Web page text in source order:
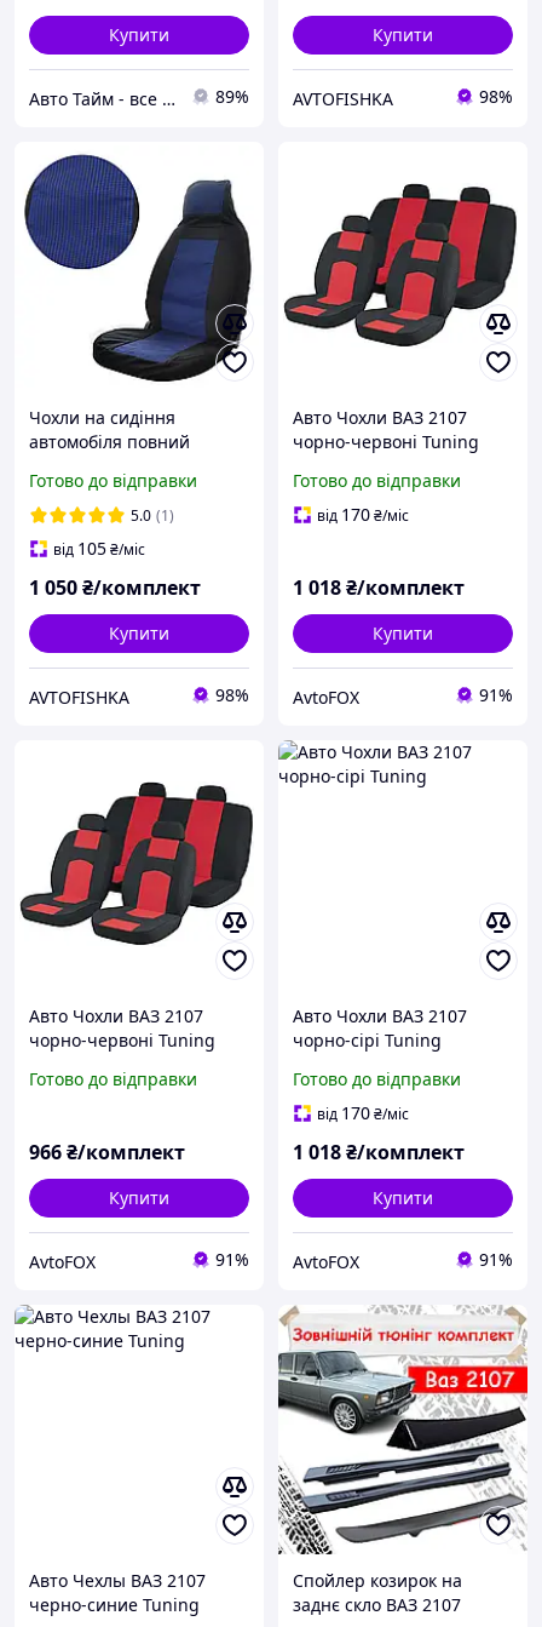
Купити
Авто Тайм - все для вашего авто. 89%
Купити
AVTOFISHKA 98%
Чохли на сидіння
автомобіля повний
'ТЮНИНГ' В (Синие)
Готово до відправки
5.0 (1)
від 105₴/міс
1 050₴/комплект
Купити
AVTOFISHKA 98%
Авто Чохли ВАЗ 2107
чорно-червоні Tuning
Готово до відправки
від 170₴/міс
1 018₴/комплект
Купити
AvtoFOX 91%
Авто Чохли ВАЗ 2107
чорно-червоні Tuning
Готово до відправки
966₴/комплект
Купити
AvtoFOX 91%
Авто Чохли ВАЗ 2107
чорно-сірі Tuning
Готово до відправки
від 170₴/міс
1 018₴/комплект
Купити
AvtoFOX 91%
Авто Чехлы ВАЗ 2107
черно-синие Tuning
Спойлер козирок на
заднє скло ВАЗ 2107